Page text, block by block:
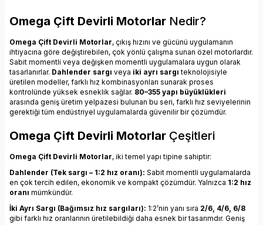
Omega Çift Devirli Motorlar Nedir?
Omega Çift Devirli Motorlar, çıkış hızını ve gücünü uygulamanın
ihtiyacına göre değiştirebilen, çok yönlü çalışma sunan özel motorlardır.
Sabit momentli veya değişken momentli uygulamalara uygun olarak
tasarlanırlar. Dahlender sargı veya iki ayrı sargı teknolojisiyle
üretilen modeller, farklı hız kombinasyonları sunarak proses
kontrolünde yüksek esneklik sağlar. 80–355 yapı büyüklükleri
arasında geniş üretim yelpazesi bulunan bu seri, farklı hız seviyelerinin
gerektiği tüm endüstriyel uygulamalarda güvenilir bir çözümdür.
Omega Çift Devirli Motorlar Çeşitleri
Omega Çift Devirli Motorlar, iki temel yapı tipine sahiptir:
Dahlender (Tek sargı – 1:2 hız oranı): Sabit momentli uygulamalarda
en çok tercih edilen, ekonomik ve kompakt çözümdür. Yalnızca 1:2 hız
oranı mümkündür.
İki Ayrı Sargı (Bağımsız hız sargıları): 1:2’nin yanı sıra 2/6, 4/6, 6/8
gibi farklı hız oranlarının üretilebildiği daha esnek bir tasarımdır. Geniş